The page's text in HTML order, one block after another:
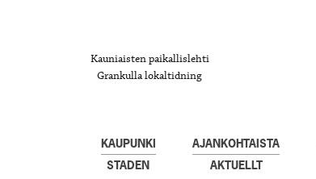
Kauniaisten paikallislehti
Grankulla lokaltidning
KAUPUNKI
STADEN
AJANKOHTAISTA
AKTUELLT